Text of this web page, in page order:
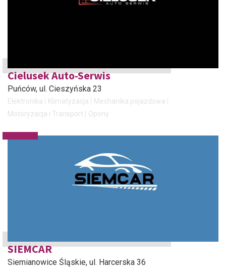
Cielusek Auto-Serwis
Puńców, ul. Cieszyńska 23
Elektronika Klimatyzacja
Mechanika pojazdowa
Motoryzacja i Transport
Opony
SIEMCAR
Siemianowice Śląskie, ul. Harcerska 36